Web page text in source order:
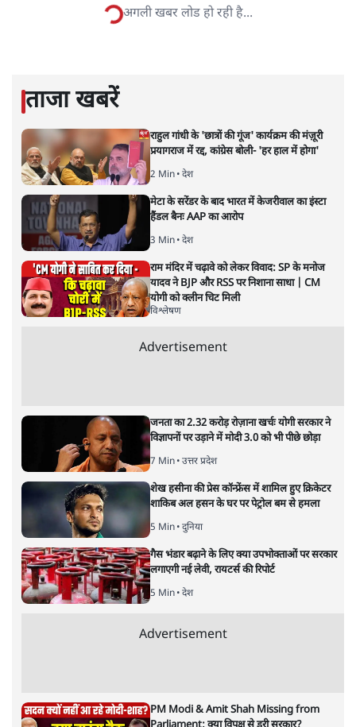
विश्लेषणात्मक और मानवीय स्वरों में से एक हैं। शिक्षा, समाज,
अगली खबर लोड हो रही है...
ताजा खबरें
प्रयागराज में रद्द, कांग्रेस बोली- 'हर हाल में होगा'
हैंडल बैनः AAP का आरोप
3 Min•देश
राम मंदिर में चढ़ावे को लेकर विवाद: SP के मनोज
यादव ने BJP और RSS पर निशाना साधा | CM
योगी को क्लीन चिट मिली
विश्लेषण
Advertisement
विज्ञापनों पर उड़ाने में मोदी 3.0 को भी पीछे छोड़ा
शाकिब अल हसन के घर पर पेट्रोल बम से हमला